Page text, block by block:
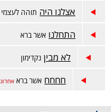
אצלנו היה תוהה לעצמי
התחלנו אשר ברא
לא מבין נקדימון
חחחח אשר ברא